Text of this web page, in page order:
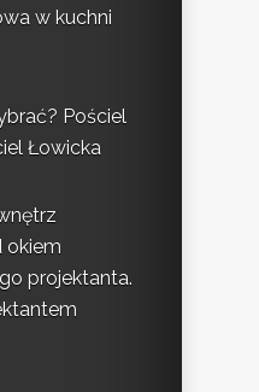
w kuchni
Pościel
Łowicka
okiem
projektanta.